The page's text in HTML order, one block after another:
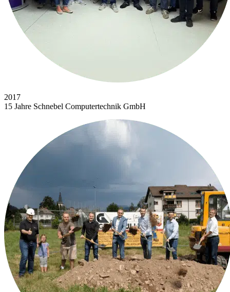
2017
15 Jahre Schnebel Computertechnik GmbH